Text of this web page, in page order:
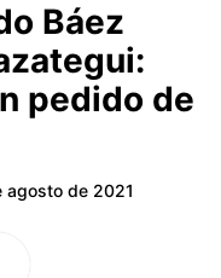
Báez
pedido de
agosto de 2021